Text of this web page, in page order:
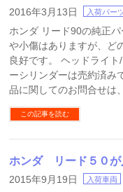
2016年3月13日 入荷パー
ホンダ リード90の純正
や小傷はありますが、ど
良好です。 ヘッドライ
ーシリンダーは売約済み
品に関してのお問合せは
この記事を読む
ホンダ リード５０が
2015年9月19日 入荷車両